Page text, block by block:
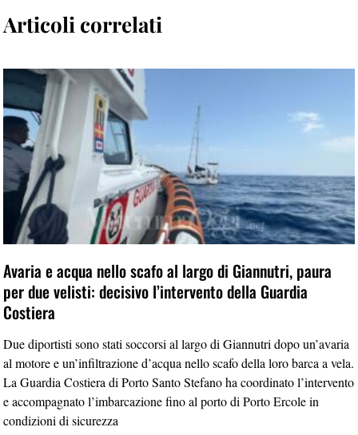
Articoli correlati
Avaria e acqua nello scafo al largo di Giannutri, paura
per due velisti: decisivo l’intervento della Guardia
Costiera
Due diportisti sono stati soccorsi al largo di Giannutri dopo un’avaria
al motore e un’infiltrazione d’acqua nello scafo della loro barca a vela.
La Guardia Costiera di Porto Santo Stefano ha coordinato l’intervento
e accompagnato l’imbarcazione fino al porto di Porto Ercole in
condizioni di sicurezza